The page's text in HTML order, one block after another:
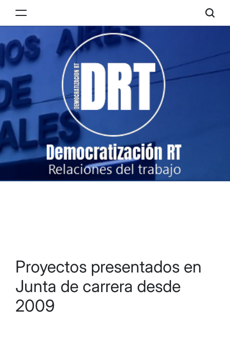
RT
Proyectos presentados en
Junta de carrera desde
2009